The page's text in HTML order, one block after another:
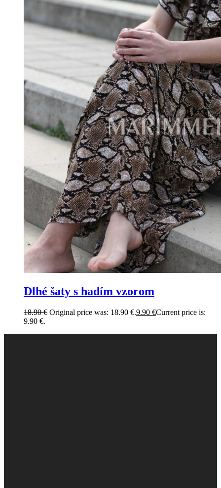
Dlhé šaty s hadím vzorom
18.90€ Original price was: 18.90 €.9.90 €Current price is:
9.90 €.